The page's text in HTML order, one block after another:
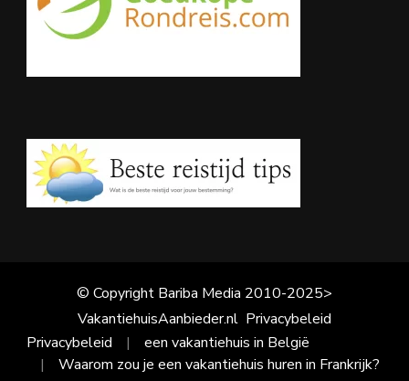
© Copyright Bariba Media 2010-2025>
VakantiehuisAanbieder.nl Privacybeleid
Privacybeleid
een vakantiehuis in België
Waarom zou je een vakantiehuis huren in Frankrijk?